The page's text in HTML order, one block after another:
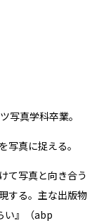
写真学科卒業。
写真に捉える。
て写真と向き合う
する。主な出版物
い』（abp